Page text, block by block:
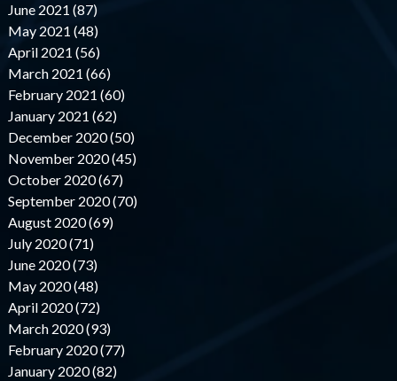
June 2021 (87)
May 2021 (48)
April 2021 (56)
March 2021 (66)
February 2021 (60)
January 2021 (62)
December 2020 (50)
November 2020 (45)
October 2020 (67)
September 2020 (70)
August 2020 (69)
July 2020 (71)
June 2020 (73)
May 2020 (48)
April 2020 (72)
March 2020 (93)
February 2020 (77)
January 2020 (82)